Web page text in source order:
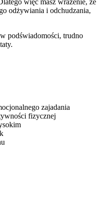
więc masz wrażenie, że
odżywiania i odchudzania,
podświadomości, trudno
zajadania
fizycznej